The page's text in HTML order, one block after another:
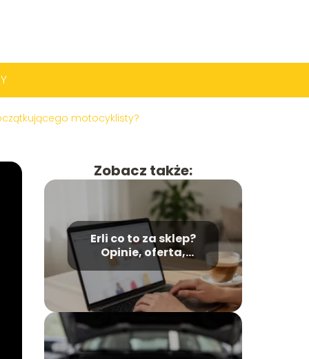
motocyklisty?
Zobacz także:
Erli co to za sklep?
Opinie, oferta,
bezpieczeństwo
zakupów